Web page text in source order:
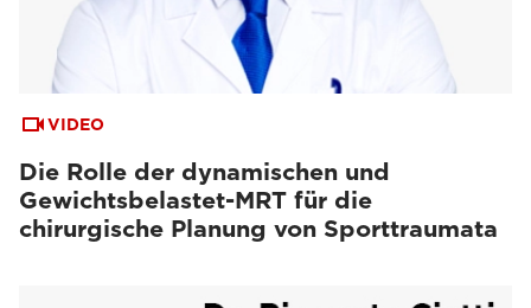
VIDEO
Die Rolle der dynamischen und
Gewichtsbelastet-MRT für die
chirurgische Planung von Sporttraumata